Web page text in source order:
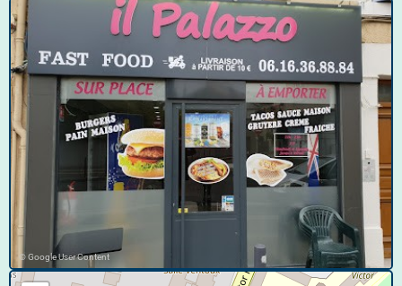
© Google User Content